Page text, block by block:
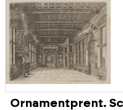
Ornamentprent.